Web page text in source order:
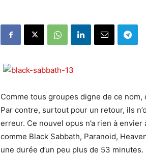
Comme tous groupes digne de ce nom,
Par contre, surtout pour un retour, ils
erreur. Ce nouvel opus n’a rien à
comme Black Sabbath, Paranoid,
une durée d’un peu plus de 53